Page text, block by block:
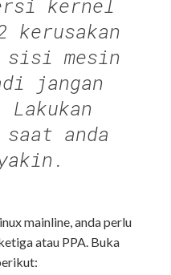
kernel
kerusakan
mesin
jangan
Lakukan
anda
mainline, anda perlu
atau PPA. Buka